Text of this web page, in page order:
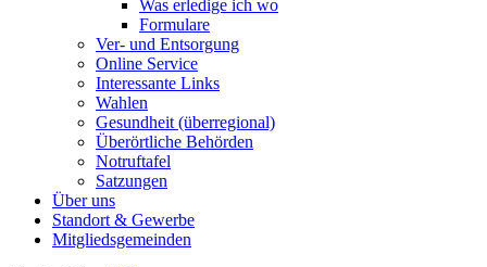
Was erledige ich wo
Formulare
Ver- und Entsorgung
Online Service
Interessante Links
Wahlen
Gesundheit (überregional)
Überörtliche Behörden
Notruftafel
Satzungen
Über uns
Standort & Gewerbe
Mitgliedsgemeinden